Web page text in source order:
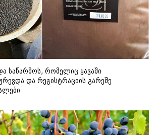
საწარმოს, რომელიც ყავაში
და რეგისტრაციის გარეშე